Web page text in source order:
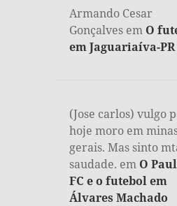
Armando Cesar
Gonçalves em O
em Jaguariaíva-PR
(Jose carlos) vulgo
hoje moro em
gerais. Mas sinto
saudade. em O
FC e o futebol em
Álvares Machado